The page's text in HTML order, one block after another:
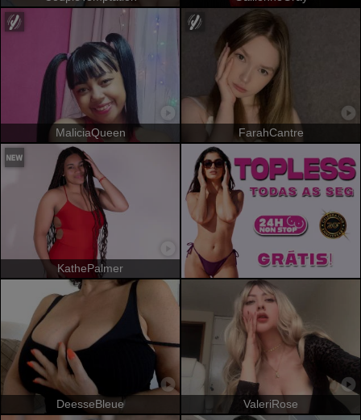
MaliciaQueen FarahCantre
KathePalmer
DeesseBleue ValeriRose